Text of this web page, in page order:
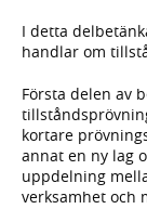
I detta
handlar om
Första delen av
kortare
annat en ny lag
uppdelning
verksamhet och